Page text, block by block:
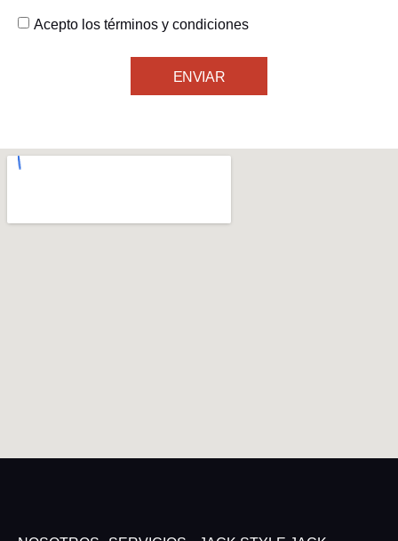
Acepto los términos y condiciones
ENVIAR